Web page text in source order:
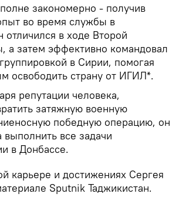
закономерно - получив
во время службы в
отличился в ходе Второй
а затем эффективно командовал
в Сирии, помогая
освободить страну от ИГИЛ*.
репутации человека,
затяжную военную
победную операцию, он
все задачи
в Донбассе.
карьере и достижениях Сергея
Sputnik Таджикистан.